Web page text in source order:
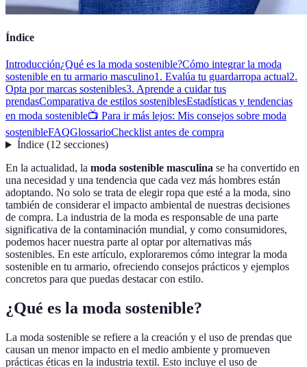
Índice
Introducción¿Qué es la moda sostenible?Cómo integrar la moda
sostenible en tu armario masculino1. Evalúa tu guardarropa actual2.
Opta por marcas sostenibles3. Aprende a cuidar tus
prendasComparativa de estilos sosteniblesEstadísticas y tendencias
en moda sostenible📺 Para ir más lejos: Mis consejos sobre moda
sostenibleFAQGlossarioChecklist antes de compra
Índice(12 secciones)
En la actualidad, la moda sostenible masculina se ha convertido en
una necesidad y una tendencia que cada vez más hombres están
adoptando. No solo se trata de elegir ropa que esté a la moda, sino
también de considerar el impacto ambiental de nuestras decisiones
de compra. La industria de la moda es responsable de una parte
significativa de la contaminación mundial, y como consumidores,
podemos hacer nuestra parte al optar por alternativas más
sostenibles. En este artículo, exploraremos cómo integrar la moda
sostenible en tu armario, ofreciendo consejos prácticos y ejemplos
concretos para que puedas destacar con estilo.
¿Qué es la moda sostenible?
La moda sostenible se refiere a la creación y el uso de prendas que
causan un menor impacto en el medio ambiente y promueven
prácticas éticas en la industria textil. Esto incluye el uso de